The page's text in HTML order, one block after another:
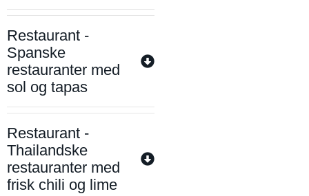
Restaurant -
Spanske
restauranter med
sol og tapas
Restaurant -
Thailandske
restauranter med
frisk chili og lime